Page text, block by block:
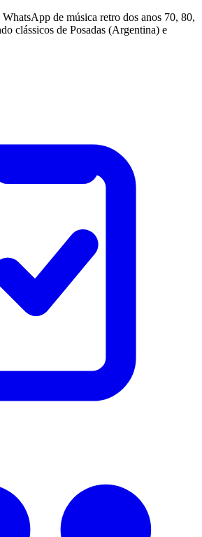
de música retro dos anos 70, 80,
clássicos de Posadas (Argentina) e